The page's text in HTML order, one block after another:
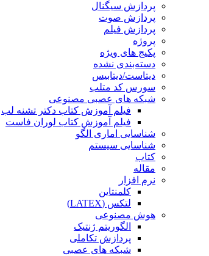
پردازش سیگنال
پردازش صوت
پردازش فیلم
پروژه
پکیج های ویژه
دسته‌بندی نشده
دیتاست/دیتابیس
سورس کد متلب
شبکه های عصبی مصنوعی
فیلم آموزش کتاب دکتر تشنه لب
فیلم آموزش کتاب لوران فاست
شناسایی اماری الگو
شناسایی سیستم
کتاب
مقاله
نرم افزار
کلمنتاین
لتکس (LATEX)
هوش مصنوعی
الگوریتم ژنتیک
پردازش تکاملی
شبکه های عصبی